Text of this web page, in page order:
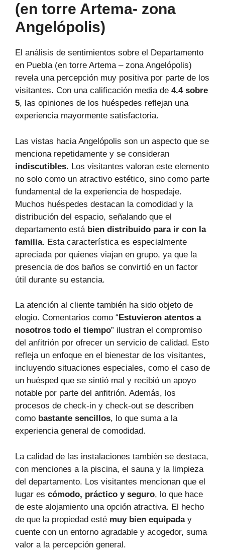
(en torre Artema- zona
Angelópolis)
El análisis de sentimientos sobre el Departamento
en Puebla (en torre Artema – zona Angelópolis)
revela una percepción muy positiva por parte de los
visitantes. Con una calificación media de 4.4 sobre
5, las opiniones de los huéspedes reflejan una
experiencia mayormente satisfactoria.
Las vistas hacia Angelópolis son un aspecto que se
menciona repetidamente y se consideran
indiscutibles. Los visitantes valoran este elemento
no solo como un atractivo estético, sino como parte
fundamental de la experiencia de hospedaje.
Muchos huéspedes destacan la comodidad y la
distribución del espacio, señalando que el
departamento está bien distribuido para ir con la
familia. Esta característica es especialmente
apreciada por quienes viajan en grupo, ya que la
presencia de dos baños se convirtió en un factor
útil durante su estancia.
La atención al cliente también ha sido objeto de
elogio. Comentarios como “Estuvieron atentos a
nosotros todo el tiempo” ilustran el compromiso
del anfitrión por ofrecer un servicio de calidad. Esto
refleja un enfoque en el bienestar de los visitantes,
incluyendo situaciones especiales, como el caso de
un huésped que se sintió mal y recibió un apoyo
notable por parte del anfitrión. Además, los
procesos de check-in y check-out se describen
como bastante sencillos, lo que suma a la
experiencia general de comodidad.
La calidad de las instalaciones también se destaca,
con menciones a la piscina, el sauna y la limpieza
del departamento. Los visitantes mencionan que el
lugar es cómodo, práctico y seguro, lo que hace
de este alojamiento una opción atractiva. El hecho
de que la propiedad esté muy bien equipaday
cuente con un entorno agradable y acogedor, suma
valor a la percepción general.